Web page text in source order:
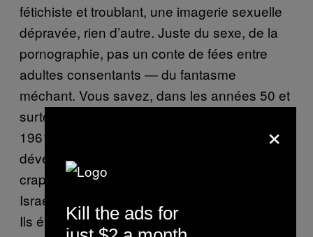
fétichiste et troublant, une imagerie sexuelle
dépravée, rien d’autre. Juste du sexe, de la
pornographie, pas un conte de fées entre
adultes consentants — du fantasme
méchant. Vous savez, dans les années 50 et
surtout avec le procès Eichmann en Israël en
1961, toute une littérature érotique s’est
développée sur les mêmes ressorts
crapoteux, écrite et éditée par et pour les
Israéliens. On a appelé cela « stalag fiction ».
Ils étaient vendus dans les kiosques de Tel-
×
Kill the ads for